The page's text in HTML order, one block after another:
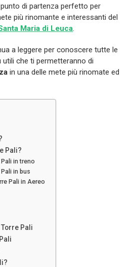
di partenza perfetto per
più rinomante e interessanti del
Maria di Leuca.
a leggere per conoscere tutte le
che ti permetteranno di
in una delle mete più rinomate ed
Pali?
in treno
in bus
Pali in Aereo
Pali